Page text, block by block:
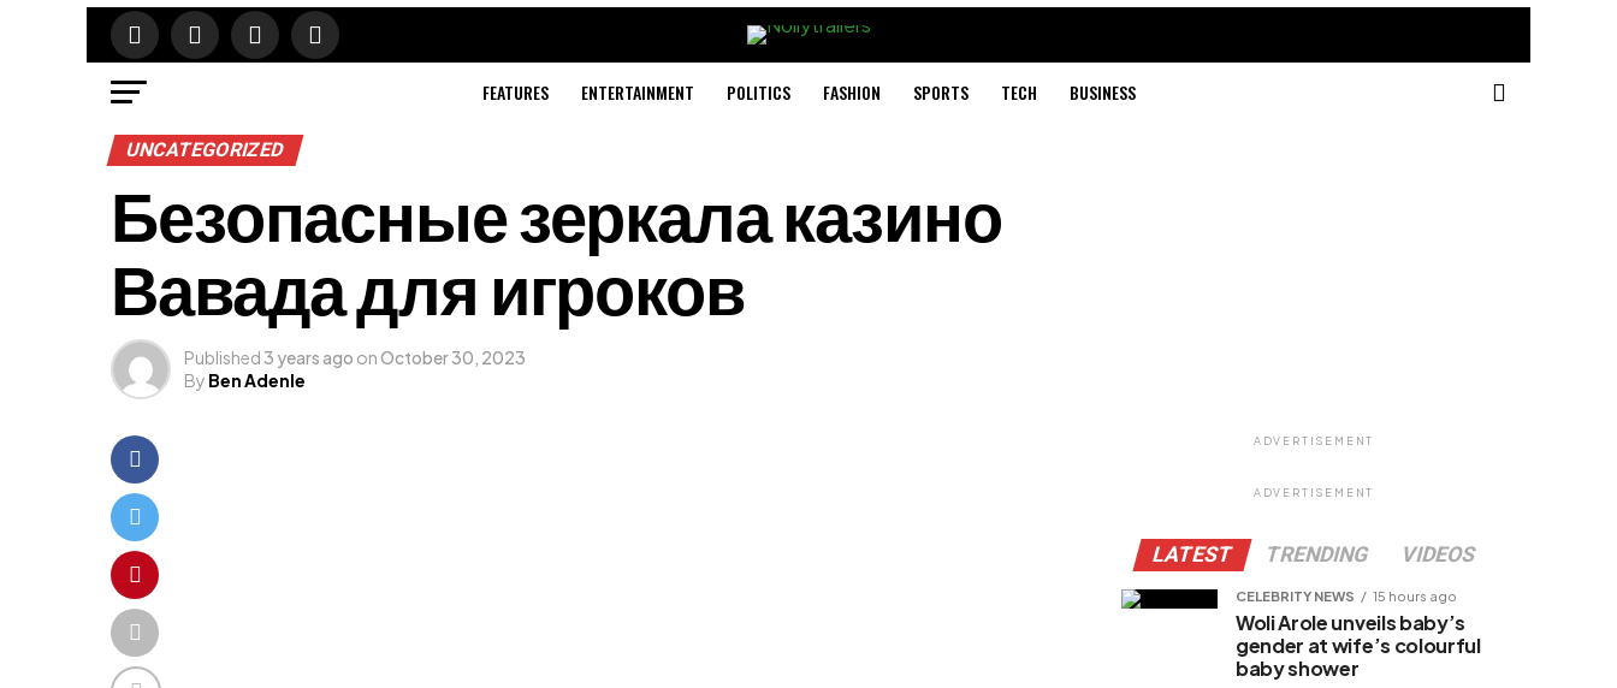
FEATURES ENTERTAINMENT POLITICS FASHION SPORTS TECH BUSINESS
UNCATEGORIZED
Безопасные зеркала казино
Вавада для игроков
Published3 years ago onOctober 30, 2023
By Ben Adenle
ADVERTISEMENT
ADVERTISEMENT
LATEST TRENDING VIDEOS
CELEBRITY NEWS 15 hours ago
Woli Arole unveils baby’s
gender at wife’s colourful
baby shower